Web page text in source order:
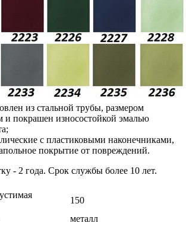
из стальной трубы, размером
покрашен износостойкой эмалью
с пластиковыми наконечниками,
покрытие от повреждений.
- 2 года. Срок службы более 10 лет.
150
металл